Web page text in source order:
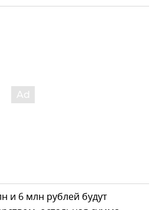
и 6 млн рублей будут